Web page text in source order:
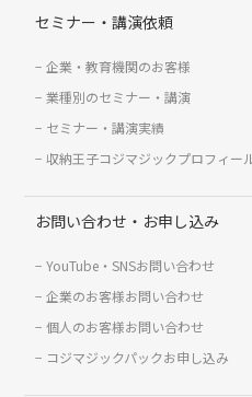
セミナー・講演依頼
企業・教育機関のお客様
業種別のセミナー・講演
セミナー・講演実績
収納王子コジマジックプロフィー
お問い合わせ・お申し込み
YouTube・SNSお問い合わせ
企業のお客様お問い合わせ
個人のお客様お問い合わせ
コジマジックパックお申し込み